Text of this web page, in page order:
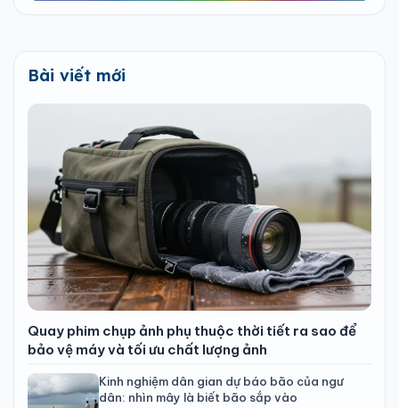
Bài viết mới
Quay phim chụp ảnh phụ thuộc thời tiết ra sao để
bảo vệ máy và tối ưu chất lượng ảnh
Kinh nghiệm dân gian dự báo bão của ngư
dân: nhìn mây là biết bão sắp vào